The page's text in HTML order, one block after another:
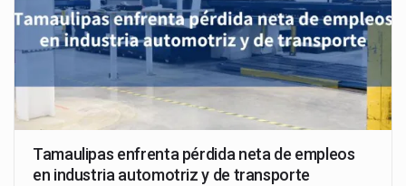
Tamaulipas enfrenta pérdida neta de empleos
en industria automotriz y de transporte